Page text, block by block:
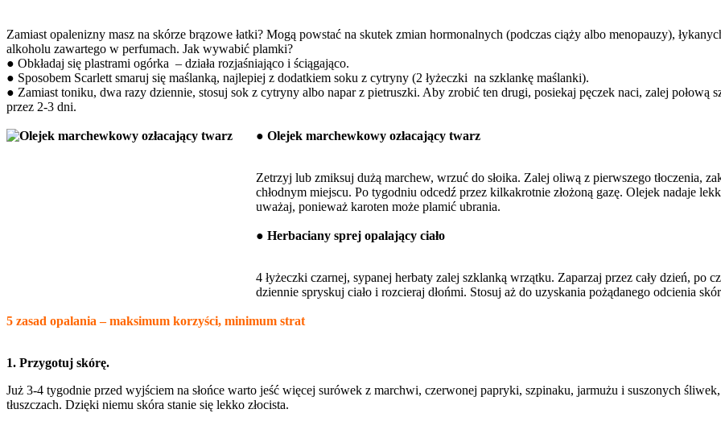
Zamiast opalenizny masz na skórze brązowe łatki? Mogą powstać na skutek zmian hormonalnych (podczas ciąży albo menopauzy),
alkoholu zawartego w perfumach. Jak wywabić plamki?
● Obkładaj się plastrami ogórka – działa rozjaśniająco i ściągająco.
● Sposobem Scarlett smaruj się maślanką, najlepiej z dodatkiem soku z cytryny (2 łyżeczki na szklankę maślanki).
● Zamiast toniku, dwa razy dziennie, stosuj sok z cytryny albo napar z pietruszki. Aby zrobić ten drugi, posiekaj pęczek naci, zalej
przez 2-3 dni.
● Olejek marchewkowy ozłacający twarz
Zetrzyj lub zmiksuj dużą marchew, wrzuć do słoika. Zalej oliwą z pierwszego tłoczenia,
chłodnym miejscu. Po tygodniu odcedź przez kilkakrotnie złożoną gazę. Olejek nadaje
uważaj, ponieważ karoten może plamić ubrania.
● Herbaciany sprej opalający ciało
4 łyżeczki czarnej, sypanej herbaty zalej szklanką wrzątku. Zaparzaj przez cały dzień, po
dziennie spryskuj ciało i rozcieraj dłońmi. Stosuj aż do uzyskania pożądanego odcienia
5 zasad opalania – maksimum korzyści, minimum strat
1. Przygotuj skórę.
Już 3-4 tygodnie przed wyjściem na słońce warto jeść więcej surówek z marchwi, czerwonej papryki, szpinaku, jarmużu i suszonych
tłuszczach. Dzięki niemu skóra stanie się lekko złocista.